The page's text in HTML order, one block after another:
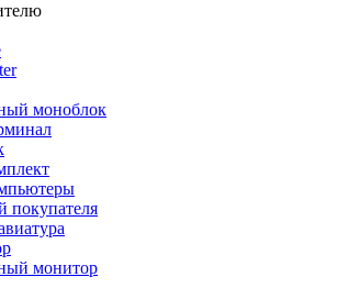
моноблок
покупателя
монитор